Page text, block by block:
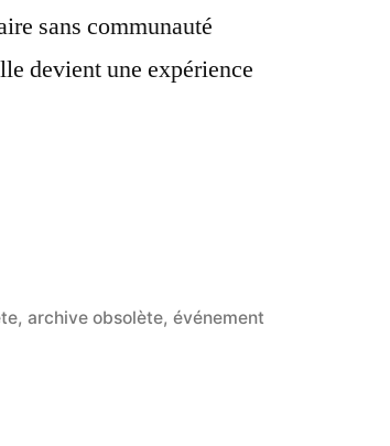
sans communauté
devient une expérience
,archive obsolète,événement